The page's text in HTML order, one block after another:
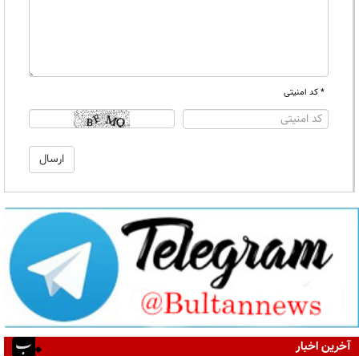
* کد امنیتی
آخرین اخبار